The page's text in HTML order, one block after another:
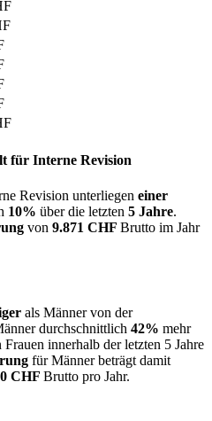
für Interne Revision
Revision unterliegen einer
10% über die letzten 5 Jahre.
von 9.871 CHF Brutto im Jahr
als Männer von der
durchschnittlich 42% mehr
innerhalb der letzten 5 Jahre
für Männer beträgt damit
CHF Brutto pro Jahr.